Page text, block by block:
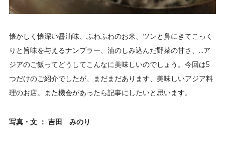
懐かしく懐深い醤油味、ふわふわのお米、ツンと鼻にきてこっく
りと旨味を与えるナンプラー、油のしみ込んだ野菜の甘さ、…ア
ジアのご飯ってどうしてこんなに美味しいのでしょう。今回は5
つだけのご紹介でしたが、まだまだあります、美味しいアジア料
理のお店。また機会があったら記事にしたいと思います。
写真・文 ： 吉田 みのり